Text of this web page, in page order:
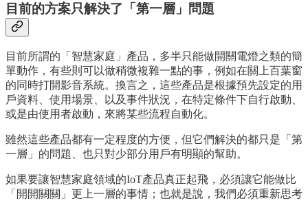
目前的方案只解決了「第一層」問題
目前所謂的「智慧家庭」產品，多半只能做開關電燈之類的簡
單動作，有些則可以做稍微複雜一點的事，例如在關上百葉窗
的同時打開影音系統。換言之，這些產品是根據預先設定的用
戶資料、使用場景、以及事件狀況，在特定條件下自行啟動、
或是由使用者啟動，來將某些流程自動化。
雖然這些產品都有一定程度的方便，但它們解決的都只是「第
一層」的問題、也只對少部分用戶有明顯的幫助。
如果要讓智慧家庭領域的IoT產品真正起飛，必須讓它能做比
「開開關關」更上一層的事情；也就是說，我們必須重新思考